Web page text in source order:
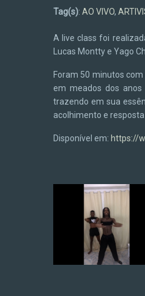
Tag(s): AO VIVO,
A live class foi
Lucas Montty e Yago
Foram 50 minutos
em meados dos anos
trazendo em sua
acolhimento e
Disponível em: https://